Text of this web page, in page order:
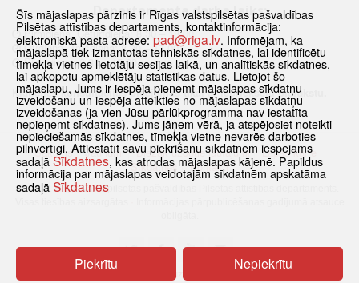
Departamenta darba laiks:
Pirmdiena, Ceturtdiena: 8.30 – 18.00
Otrdiena, Trešdiena: 8.30 – 17.00
Piektdiena: 8.30 – 15.00
Klātienes konsultācijas pieejamas tikai ar iepriekšēju pierakstu.
Sākums Jaunumi Biežāk uzdotie jautājumi
Lapas karte
Sīkdatnes
Kontakti
© 2021 Rīgas valstspilsētas pašvaldības Pilsētas attīstības departaments.
Pārslēgties uz www versiju
Šīs mājaslapas pārzinis ir Rīgas valstspilsētas pašvaldības
Pilsētas attīstības departaments, kontaktinformācija:
elektroniskā pasta adrese: pad@riga.lv. Informējam, ka
mājaslapā tiek izmantotas tehniskās sīkdatnes, lai identificētu
tīmekļa vietnes lietotāju sesijas laikā, un analītiskās sīkdatnes,
lai apkopotu apmeklētāju statistikas datus. Lietojot šo
mājaslapu, Jums ir iespēja pieņemt mājaslapas sīkdatņu
izveidošanu un iespēja atteikties no mājaslapas sīkdatņu
izveidošanas (ja vien Jūsu pārlūkprogramma nav iestatīta
nepieņemt sīkdatnes). Jums jāņem vērā, ja atspējosiet noteikti
nepieciešamās sīkdatnes, tīmekļa vietne nevarēs darboties
pilnvērtīgi. Attiestatīt savu piekrišanu sīkdatnēm iespējams
sadaļā Sīkdatnes, kas atrodas mājaslapas kājenē. Papildus
informācija par mājaslapas veidotajām sīkdatnēm apskatāma
sadaļā Sīkdatnes
Piekrītu Nepiekrītu